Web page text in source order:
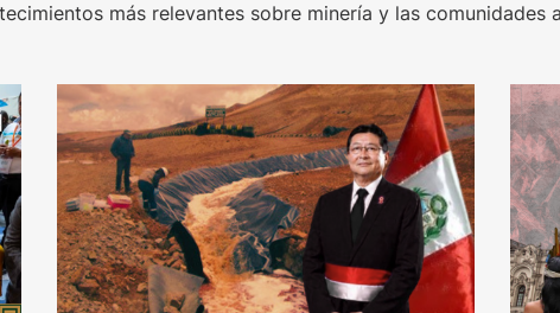
más relevantes sobre minería y las comunidades